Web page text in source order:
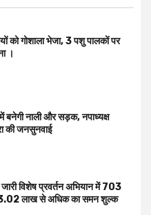
को गोशाला भेजा, 3 पशु पालकों पर
।
बनेगी नाली और सड़क, नपाध्यक्ष
की जनसुनवाई
जारी विशेष प्रवर्तन अभियान में 703
₹3.02 लाख से अधिक का समन शुल्क